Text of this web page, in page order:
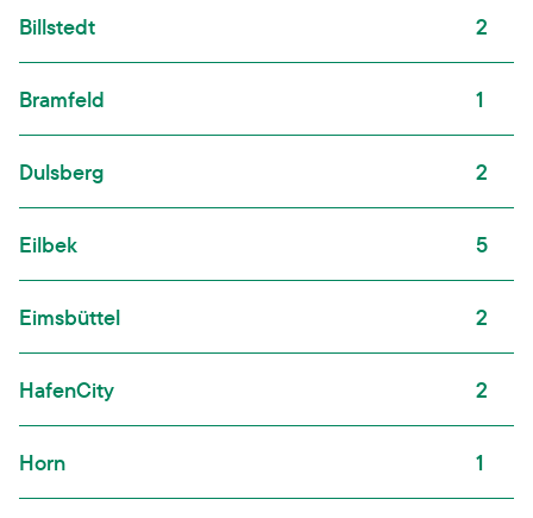
Billstedt 2
Bramfeld 1
Dulsberg 2
Eilbek 5
Eimsbüttel 2
HafenCity 2
Horn 1